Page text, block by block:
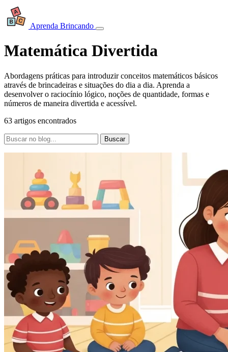
Aprenda Brincando
Matemática Divertida
Abordagens práticas para introduzir conceitos matemáticos básicos
através de brincadeiras e situações do dia a dia. Aprenda a
desenvolver o raciocínio lógico, noções de quantidade, formas e
números de maneira divertida e acessível.
63 artigos encontrados
Buscar